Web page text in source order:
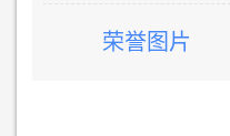
荣誉图片